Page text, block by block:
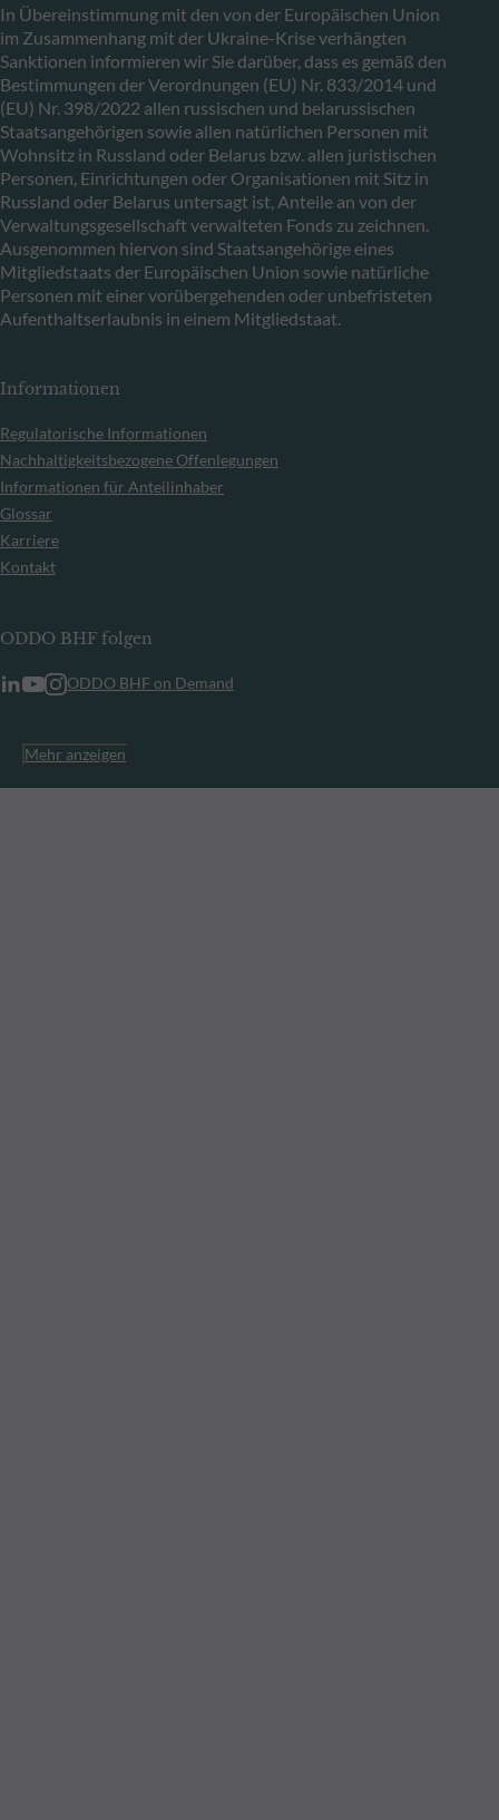
In Übereinstimmung mit den von der Europäischen Union
im Zusammenhang mit der Ukraine-Krise verhängten
Sanktionen informieren wir Sie darüber, dass es gemäß den
Bestimmungen der Verordnungen (EU) Nr. 833/2014 und
(EU) Nr. 398/2022 allen russischen und belarussischen
Staatsangehörigen sowie allen natürlichen Personen mit
Wohnsitz in Russland oder Belarus bzw. allen juristischen
Personen, Einrichtungen oder Organisationen mit Sitz in
Russland oder Belarus untersagt ist, Anteile an von der
Verwaltungsgesellschaft verwalteten Fonds zu zeichnen.
Ausgenommen hiervon sind Staatsangehörige eines
Mitgliedstaats der Europäischen Union sowie natürliche
Personen mit einer vorübergehenden oder unbefristeten
Aufenthaltserlaubnis in einem Mitgliedstaat.
Informationen
Regulatorische Informationen
Nachhaltigkeitsbezogene Offenlegungen
Informationen für Anteilinhaber
Glossar
Karriere
Kontakt
ODDO BHF folgen
ODDO BHF on Demand
Mehr anzeigen